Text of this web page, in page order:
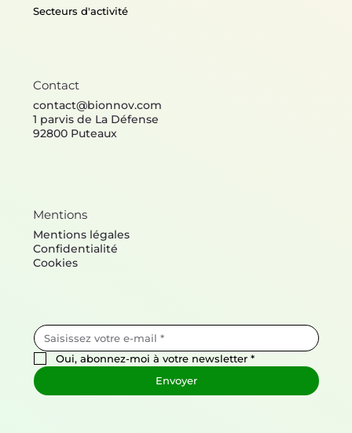
Oui, abonnez-moi à votre newsletter *
Envoyer
Secteurs d'activité
Contact
contact@bionnov.com
1 parvis de La Défense
92800 Puteaux
Mentions
Mentions légales
Confidentialité
Cookies